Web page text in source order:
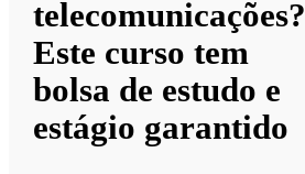
telecomunicações?
Este curso tem
bolsa de estudo e
estágio garantido